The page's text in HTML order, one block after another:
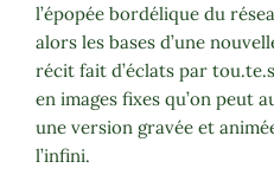
l’épopée bordélique du
alors les bases d’une
récit fait d’éclats par
en images fixes qu’on peut
une version gravée et
l’infini.